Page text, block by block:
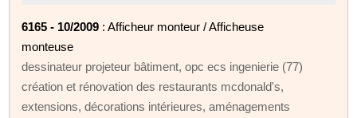
6165 - 10/2009 : Afficheur monteur / Afficheuse
monteuse
dessinateur projeteur bâtiment, opc ecs ingenierie (77)
création et rénovation des restaurants mcdonald's,
extensions, décorations intérieures, aménagements